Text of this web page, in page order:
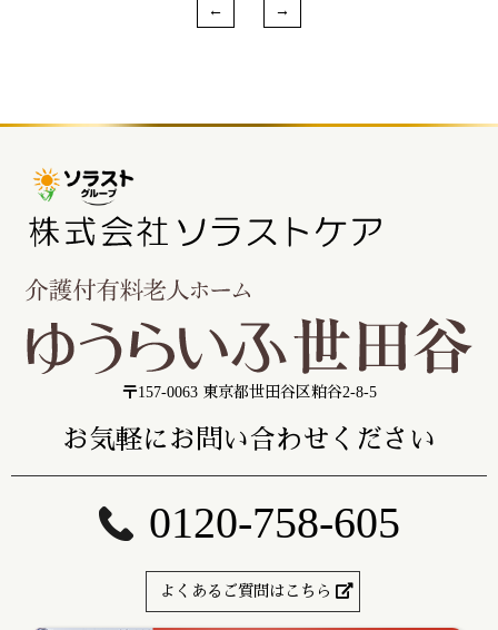
〒157-0063 東京都世田谷区粕谷2-8-5
お気軽にお問い合わせください
0120-758-605
よくあるご質問はこちら